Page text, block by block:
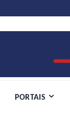
PORTAIS